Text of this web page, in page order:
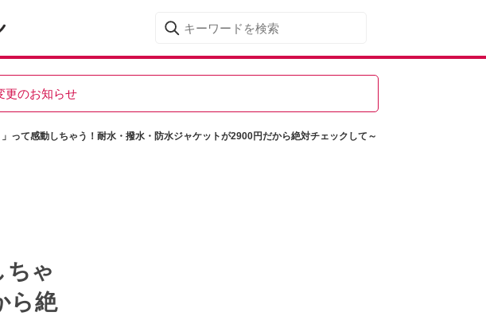
更のお知らせ
」って感動しちゃう！耐水・撥水・防水ジャケットが2900円だから絶対チェックして～
ちゃ
ら絶